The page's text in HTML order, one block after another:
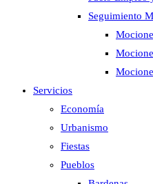
Seguimiento
Servicios
Economía
Urbanismo
Fiestas
Pueblos